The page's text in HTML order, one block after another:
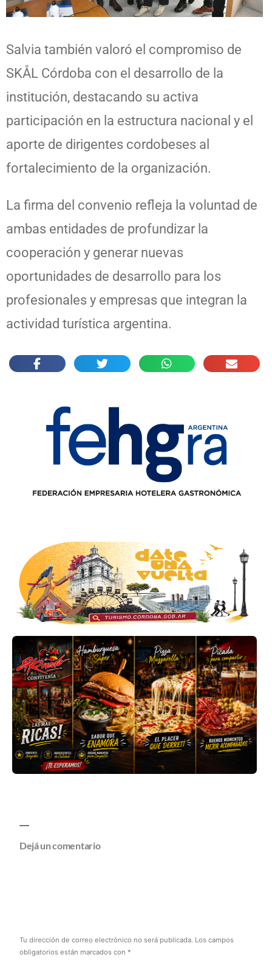
Salvia también valoró el compromiso de
SKÅL Córdoba con el desarrollo de la
institución, destacando su activa
participación en la estructura nacional y el
aporte de dirigentes cordobeses al
fortalecimiento de la organización.
La firma del convenio refleja la voluntad de
ambas entidades de profundizar la
cooperación y generar nuevas
oportunidades de desarrollo para los
profesionales y empresas que integran la
actividad turística argentina.
Dejá un comentario
Tu dirección de correo electrónico no será publicada. Los campos
obligatorios están marcados con *